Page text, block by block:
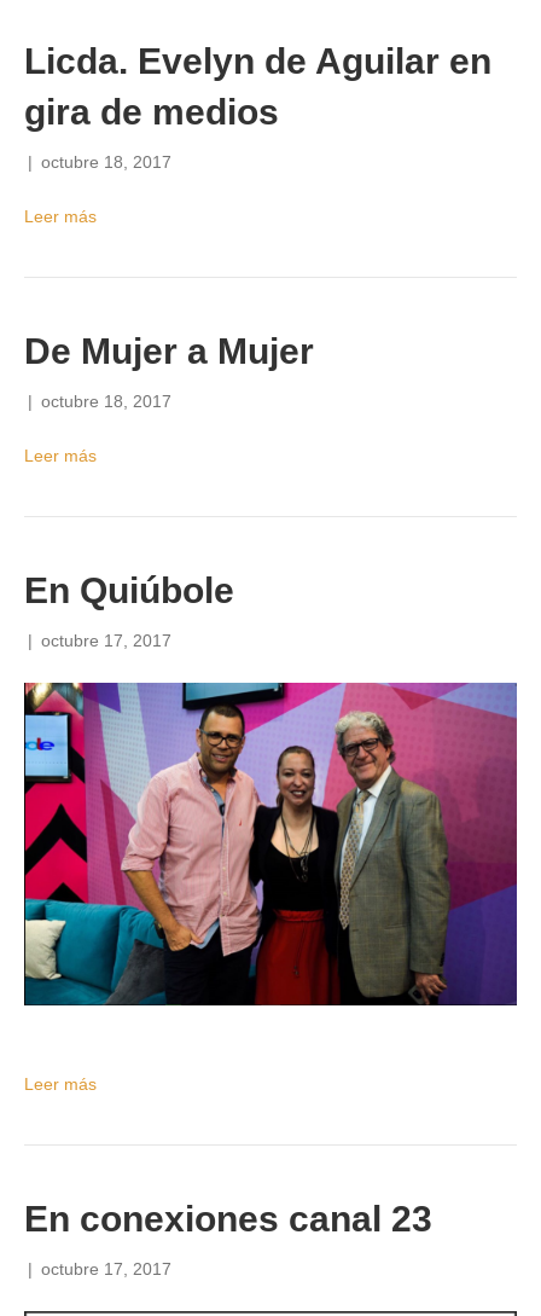
Licda. Evelyn de Aguilar en
gira de medios
| octubre 18, 2017
Leer más
De Mujer a Mujer
| octubre 18, 2017
Leer más
En Quiúbole
| octubre 17, 2017
Leer más
En conexiones canal 23
| octubre 17, 2017